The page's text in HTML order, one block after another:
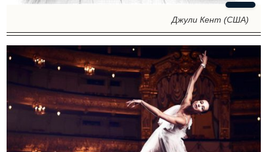
Джули Кент (США)